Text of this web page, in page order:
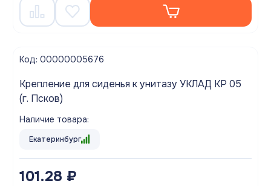
Код: 00000005676
Крепление для сиденья к унитазу УКЛАД КР 05
(г. Псков)
Наличие товара:
Екатеринбург
101.28 ₽